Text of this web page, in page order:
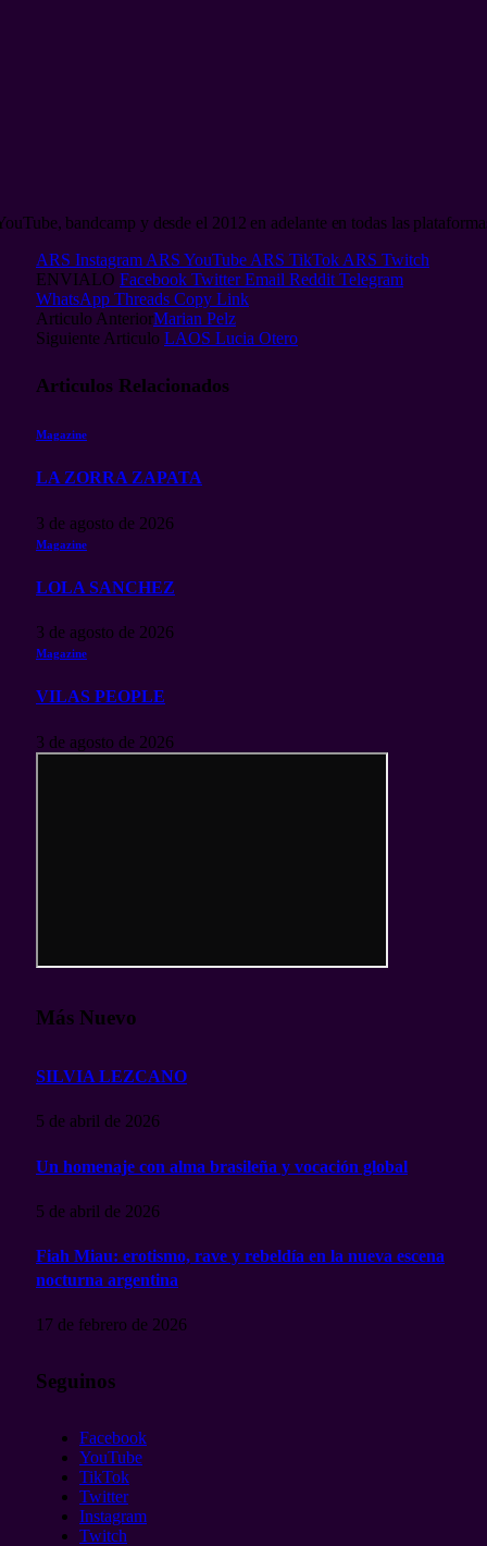
bandcamp y desde el 2012 en adelante en todas las
ARS Instagram ARS YouTube ARS TikTok ARS Twitch
ENVIALO Facebook Twitter Email Reddit Telegram
WhatsApp Threads Copy Link
Articulo AnteriorMarian Pelz
Siguiente Articulo LAOS Lucia Otero
Articulos Relacionados
Magazine
LA ZORRA ZAPATA
3 de agosto de 2026
Magazine
LOLA SANCHEZ
3 de agosto de 2026
Magazine
VILAS PEOPLE
3 de agosto de 2026
Más Nuevo
SILVIA LEZCANO
5 de abril de 2026
Un homenaje con alma brasileña y vocación global
5 de abril de 2026
Fiah Miau: erotismo, rave y rebeldía en la nueva escena
nocturna argentina
17 de febrero de 2026
Seguinos
Facebook
YouTube
TikTok
Twitter
Instagram
Twitch